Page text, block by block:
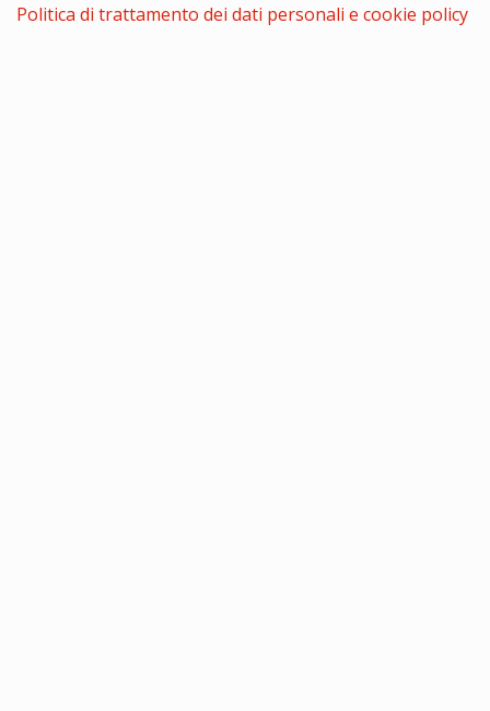
Politica di trattamento dei dati personali e cookie policy